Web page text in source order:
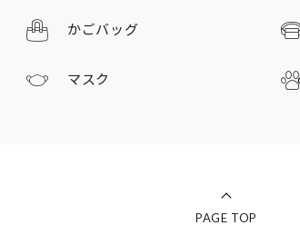
かごバッグ
マスク
PAGE TOP